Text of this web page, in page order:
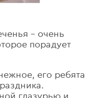
- очень
порадует
его ребята
глазурью и